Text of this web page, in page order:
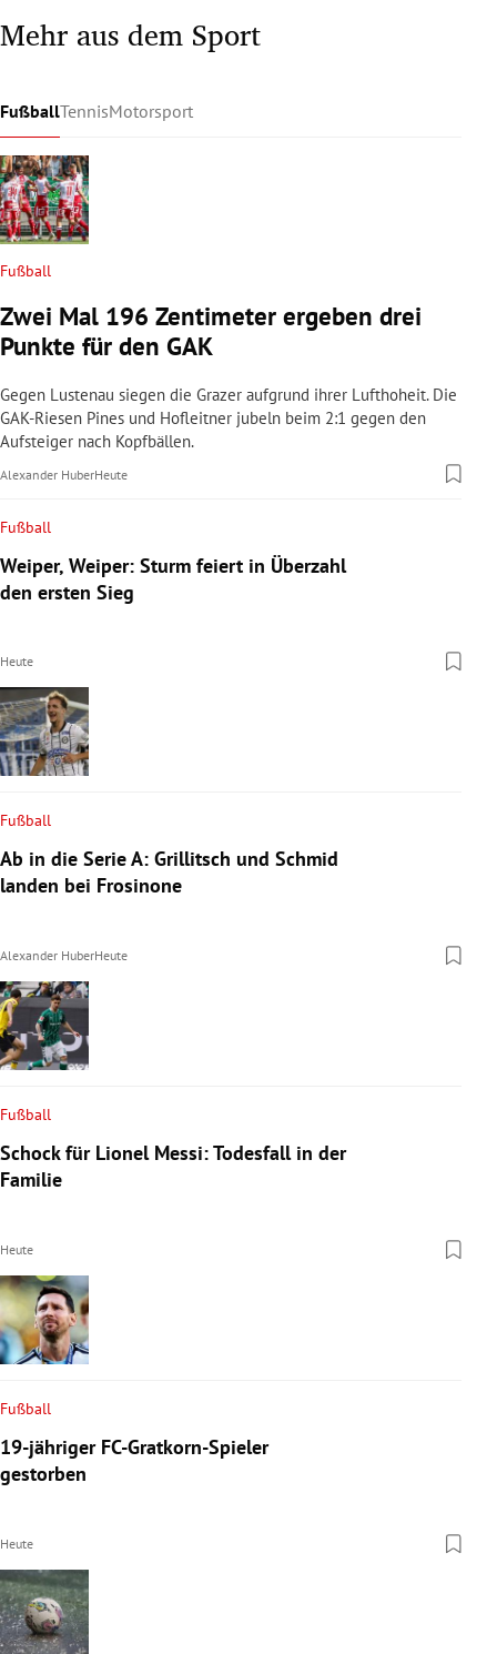
Mehr aus dem Sport
FußballTennisMotorsport
Fußball
Zwei Mal 196 Zentimeter ergeben drei
Punkte für den GAK
Gegen Lustenau siegen die Grazer aufgrund ihrer Lufthoheit. Die
GAK-Riesen Pines und Hofleitner jubeln beim 2:1 gegen den
Aufsteiger nach Kopfbällen.
Alexander HuberHeute
Fußball
Weiper, Weiper: Sturm feiert in Überzahl
den ersten Sieg
Heute
Fußball
Ab in die Serie A: Grillitsch und Schmid
landen bei Frosinone
Alexander HuberHeute
Fußball
Schock für Lionel Messi: Todesfall in der
Familie
Heute
Fußball
19-jähriger FC-Gratkorn-Spieler
gestorben
Heute